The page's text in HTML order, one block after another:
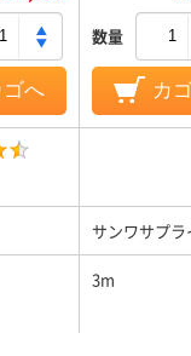
ゴへ
数量
カ
サンワサプラ
3m